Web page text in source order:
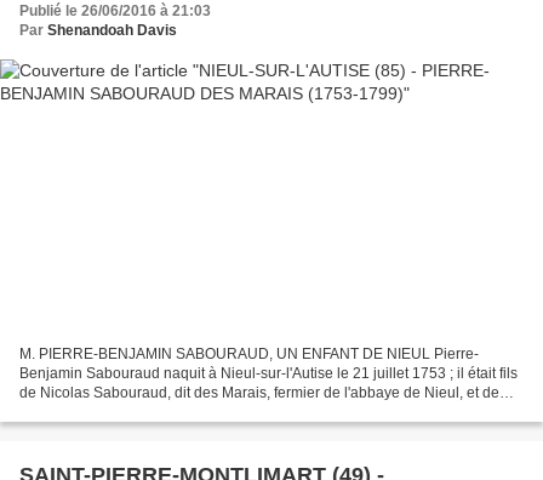
Publié le 26/06/2016 à 21:03
Par Shenandoah Davis
M. PIERRE-BENJAMIN SABOURAUD, UN ENFANT DE NIEUL Pierre-
Benjamin Sabouraud naquit à Nieul-sur-l'Autise le 21 juillet 1753 ; il était fils
de Nicolas Sabouraud, dit des Marais, fermier de l'abbaye de Nieul, et de